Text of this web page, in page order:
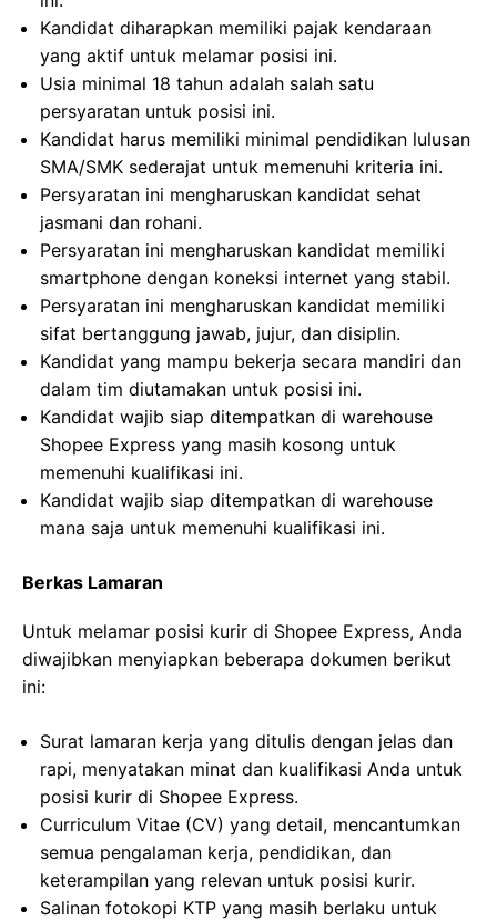
Kandidat diharapkan memiliki pajak kendaraan
yang aktif untuk melamar posisi ini.
Usia minimal 18 tahun adalah salah satu
persyaratan untuk posisi ini.
Kandidat harus memiliki minimal pendidikan lulusan
SMA/SMK sederajat untuk memenuhi kriteria ini.
Persyaratan ini mengharuskan kandidat sehat
jasmani dan rohani.
Persyaratan ini mengharuskan kandidat memiliki
smartphone dengan koneksi internet yang stabil.
Persyaratan ini mengharuskan kandidat memiliki
sifat bertanggung jawab, jujur, dan disiplin.
Kandidat yang mampu bekerja secara mandiri dan
dalam tim diutamakan untuk posisi ini.
Kandidat wajib siap ditempatkan di warehouse
Shopee Express yang masih kosong untuk
memenuhi kualifikasi ini.
Kandidat wajib siap ditempatkan di warehouse
mana saja untuk memenuhi kualifikasi ini.
Berkas Lamaran
Untuk melamar posisi kurir di Shopee Express, Anda
diwajibkan menyiapkan beberapa dokumen berikut
ini:
Surat lamaran kerja yang ditulis dengan jelas dan
rapi, menyatakan minat dan kualifikasi Anda untuk
posisi kurir di Shopee Express.
Curriculum Vitae (CV) yang detail, mencantumkan
semua pengalaman kerja, pendidikan, dan
keterampilan yang relevan untuk posisi kurir.
Salinan fotokopi KTP yang masih berlaku untuk